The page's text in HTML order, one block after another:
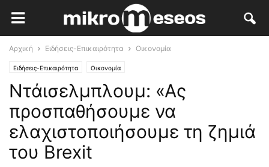
Αρχική Ειδήσεις-Επικαιρότητα Οικονομία
Ειδήσεις-Επικαιρότητα Οικονομία
Ντάισελμπλουμ: «Ας
προσπαθήσουμε να
ελαχιστοποιήσουμε τη ζημιά
του Brexit